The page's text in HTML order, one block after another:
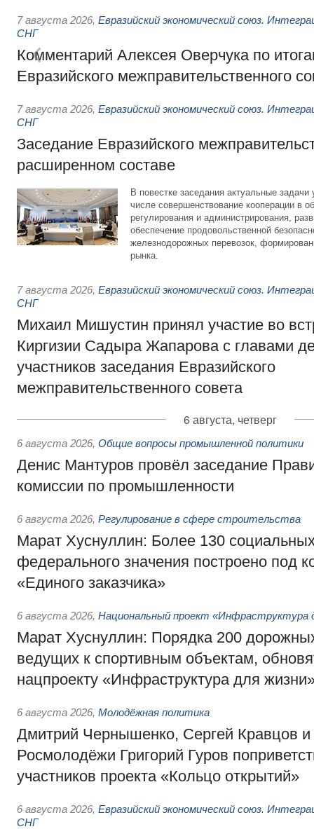
7 августа 2026, Евразийский экономический союз.
СНГ
Комментарий Алексея Оверчука по
Евразийского межправительственного
7 августа 2026, Евразийский экономический союз.
СНГ
Заседание Евразийского
расширенном составе
В повестке заседания актуальные задачи
числе совершенствование кооперации в
регулирования и администрирования,
обеспечение продовольственной
железнодорожных перевозок,
рынка.
7 августа 2026, Евразийский экономический союз.
СНГ
Михаил Мишустин принял участие во
Киргизии Садыра Жапарова с главами
участников заседания Евразийского
межправительственного совета
6 августа, четверг
6 августа 2026, Общие вопросы промышленной политики
Денис Мантуров провёл заседание
комиссии по промышленности
6 августа 2026, Регулирование в сфере строительства
Марат Хуснуллин: Более 130
федерального значения построено под
«Единого заказчика»
6 августа 2026, Национальный проект «Инфраструктура
Марат Хуснуллин: Порядка 200
ведущих к спортивным объектам,
нацпроекту «Инфраструктура для
6 августа 2026, Молодёжная политика
Дмитрий Чернышенко, Сергей Кравцов и
Росмолодёжи Григорий Гуров
участников проекта «Кольцо открытий»
6 августа 2026, Евразийский экономический союз.
СНГ